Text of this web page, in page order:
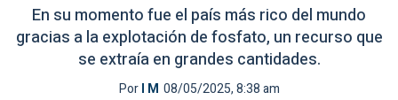
En su momento fue el país más rico del mundo
gracias a la explotación de fosfato, un recurso que
se extraía en grandes cantidades.
PorI M 08/05/2025, 8:38 am